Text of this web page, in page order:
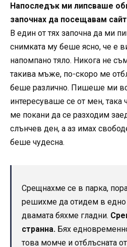
Напоследък ми липсваше
започнах да посещавам
В един от тях започна да ми
снимката му беше ясно, че е
напомпано тяло. Никога не
такива мъже, по-скоро ме
беше различно. Пишеше ми
интересуваше се от мен, така
ме покани да се разходим
слънчев ден, а аз имах
беше чудесна.
Срещнахме се в парка,
решихме да отидем в
двамата бяхме гладни.
странна. Бях
това момче и отблъсната